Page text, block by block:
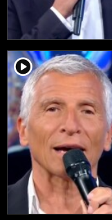
player2